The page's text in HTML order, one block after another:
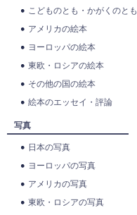
こどものとも・かがくのとも
アメリカの絵本
ヨーロッパの絵本
東欧・ロシアの絵本
その他の国の絵本
絵本のエッセイ・評論
写真
日本の写真
ヨーロッパの写真
アメリカの写真
東欧・ロシアの写真